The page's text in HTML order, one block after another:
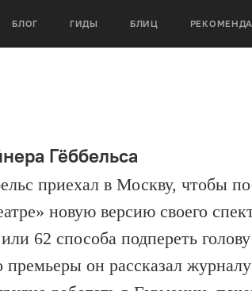
БЛОГ ГИДЫ БЛИЦ
Гёббельса
приехал в Москву, чтобы
новую версию своего
62 способа подпереть
премьеры он рассказал